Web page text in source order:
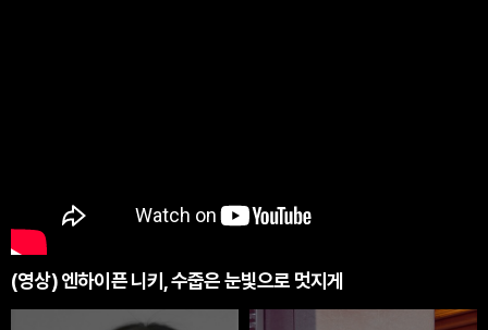
(영상) 엔하이픈 니키, 수줍은 눈빛으로 멋지게